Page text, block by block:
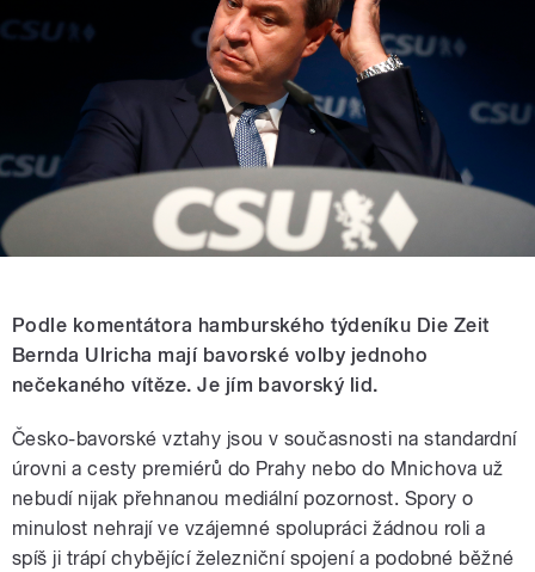
Podle komentátora hamburského týdeníku Die Zeit
Bernda Ulricha mají bavorské volby jednoho
nečekaného vítěze. Je jím bavorský lid.
Česko-bavorské vztahy jsou v současnosti na standardní
úrovni a cesty premiérů do Prahy nebo do Mnichova už
nebudí nijak přehnanou mediální pozornost. Spory o
minulost nehrají ve vzájemné spolupráci žádnou roli a
spíš ji trápí chybějící železniční spojení a podobné běžné